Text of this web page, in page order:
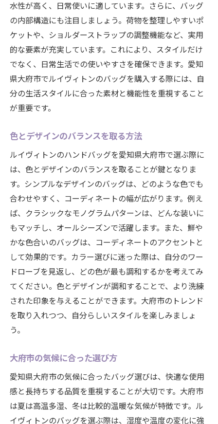
水性が高く、日常使いに適しています。さらに、バッグ
の内部構造にも注目しましょう。荷物を整理しやすいポ
ケットや、ショルダーストラップの調整機能など、実用
的な要素が充実しています。これにより、スタイルだけ
でなく、日常生活での使いやすさを確保できます。愛知
県大府市でルイヴィトンのバッグを購入する際には、自
分の生活スタイルに合った素材と機能性を重視すること
が重要です。
色とデザインのバランスを取る方法
ルイヴィトンのハンドバッグを愛知県大府市で選ぶ際に
は、色とデザインのバランスを取ることが鍵となりま
す。シンプルなデザインのバッグは、どのような色でも
合わせやすく、コーディネートの幅が広がります。例え
ば、クラシックなモノグラムパターンは、どんな装いに
もマッチし、オールシーズンで活躍します。また、鮮や
かな色合いのバッグは、コーディネートのアクセントと
して効果的です。カラー選びに迷った際は、自分のワー
ドローブを見返し、どの色が最も調和するかを考えてみ
てください。色とデザインが調和することで、より洗練
された印象を与えることができます。大府市のトレンド
を取り入れつつ、自分らしいスタイルを楽しみましょ
う。
大府市の気候に合った選び方
愛知県大府市の気候に合ったバッグ選びは、快適な使用
感と長持ちする品質を重視することが大切です。大府市
は夏は高温多湿、冬は比較的温暖な気候が特徴です。ル
イヴィトンのバッグを選ぶ際は、湿度や温度の変化に強